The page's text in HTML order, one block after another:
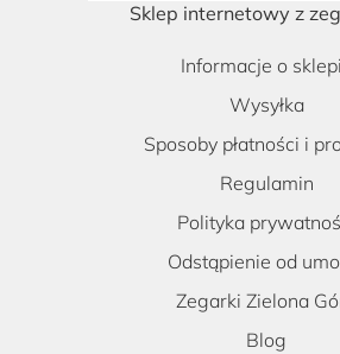
Sklep internetowy z
Informacje o
Wysyłka
Sposoby płatności i
Regulamin
Polityka
Odstąpienie od
Zegarki Zielona
Blog